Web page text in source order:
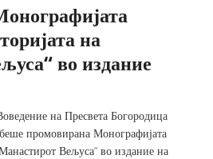
на
во издание
на Пресвета Богородица
промовирана Монографијата
Вељуса“ во издание на